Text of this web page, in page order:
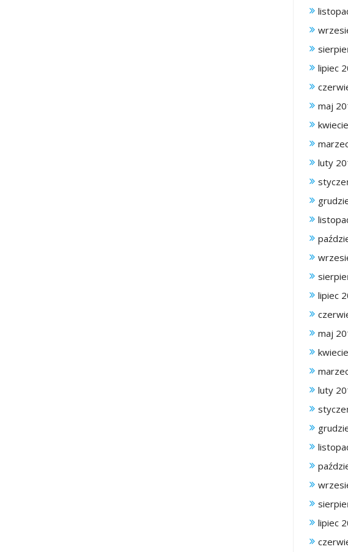
lipiec
maj
luty
lipiec
maj
luty
lipiec